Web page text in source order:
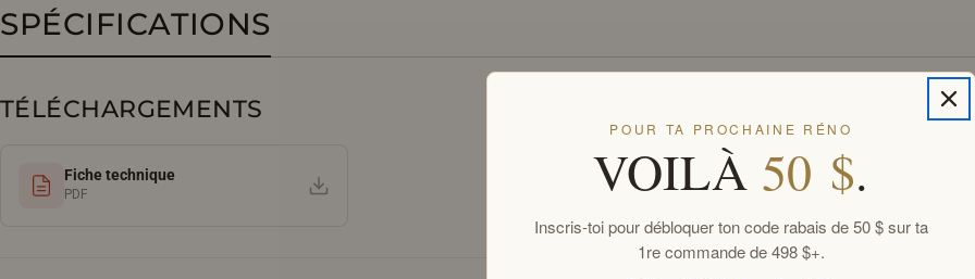
SPÉCIFICATIONS
TÉLÉCHARGEMENTS
Fiche technique
PDF
POUR TA PROCHAINE RÉNO
VOILÀ 50 $.
Inscris-toi pour débloquer ton code rabais de 50 $ sur ta
1re commande de 498 $+.